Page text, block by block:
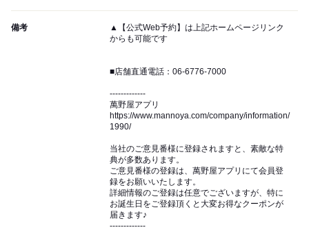
備考
▲【公式Web予約】は上記ホームページリンク
からも可能です
■店舗直通電話：06-6776-7000
-------------
萬野屋アプリ
https://www.mannoya.com/company/information/
1990/
当社のご意見番様に登録されますと、素敵な特
典が多数あります。
ご意見番様の登録は、萬野屋アプリにて会員登
録をお願いいたします。
詳細情報のご登録は任意でございますが、特に
お誕生日をご登録頂くと大変お得なクーポンが
届きます♪
-------------